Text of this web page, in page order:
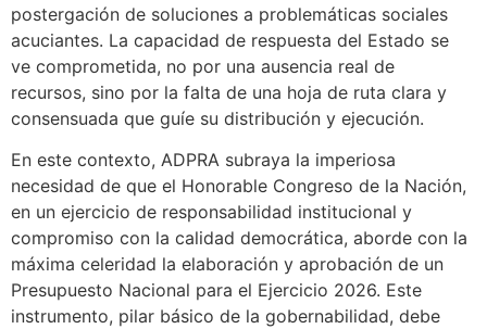
postergación de soluciones a problemáticas sociales
acuciantes. La capacidad de respuesta del Estado se
ve comprometida, no por una ausencia real de
recursos, sino por la falta de una hoja de ruta clara y
consensuada que guíe su distribución y ejecución.
En este contexto, ADPRA subraya la imperiosa
necesidad de que el Honorable Congreso de la Nación,
en un ejercicio de responsabilidad institucional y
compromiso con la calidad democrática, aborde con la
máxima celeridad la elaboración y aprobación de un
Presupuesto Nacional para el Ejercicio 2026. Este
instrumento, pilar básico de la gobernabilidad, debe